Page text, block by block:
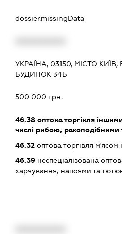
dossier.missingData
УКРАЇНА, 03150, МІСТО
БУДИНОК 34Б
500 000 грн.
46.38оптова торгівля
числі рибою,
46.32оптова торгівля
46.39неспеціалізована
харчування, напоями та